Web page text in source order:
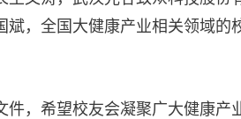
，全国大健康产业相关领域
，希望校友会凝聚广大健康